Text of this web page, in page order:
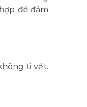
để đảm
tì vết.